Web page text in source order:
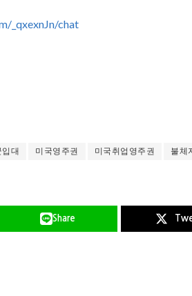
_qxexnJn/chat
입대 미국영주권 미국취업영주권 불체
Share